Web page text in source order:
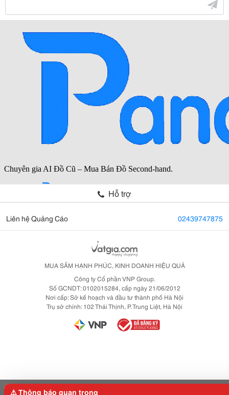
Hỗ trợ
Liên hệ Quảng Cáo 02439747875
MUA SẮM HẠNH PHÚC, KINH DOANH HIỆU QUẢ
Công ty Cổ phần VNP Group.
Số GCNDT: 0102015284, cấp ngày 21/06/2012
Nơi cấp: Sở kế hoạch và đầu tư thành phố Hà Nội
Trụ sở chính: 102 Thái Thịnh, P. Trung Liệt, Hà Nội
⚠️ Thông báo quan trọng